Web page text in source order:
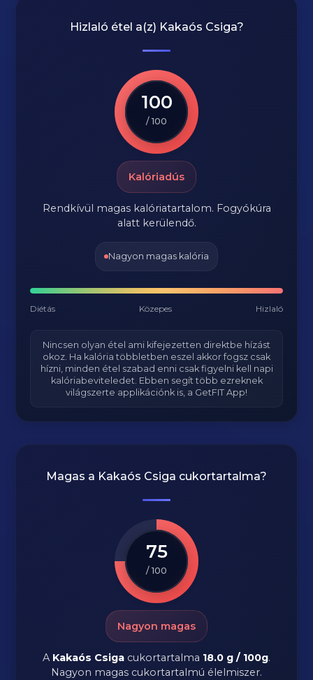
Hizlaló étel a(z) Kakaós Csiga?
100
/ 100
Kalóriadús
Rendkívül magas kalóriatartalom. Fogyókúra
alatt kerülendő.
Nagyon magas kalória
Diétás Közepes Hizlaló
Nincsen olyan étel ami kifejezetten direktbe hízást
okoz. Ha kalória többletben eszel akkor fogsz csak
hízni, minden étel szabad enni csak figyelni kell napi
kalóriabeviteledet. Ebben segít több ezreknek
világszerte applikációnk is, a GetFIT App!
Magas a Kakaós Csiga cukortartalma?
75
/ 100
Nagyon magas
A Kakaós Csiga cukortartalma 18.0 g / 100g.
Nagyon magas cukortartalmú élelmiszer.